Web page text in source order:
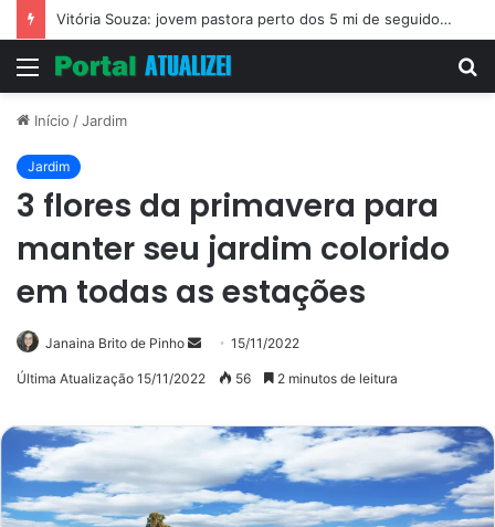
Vitória Souza: jovem pastora perto dos 5 mi de seguidores na web
Menu
Início /Jardim
Jardim
3 flores da primavera para
manter seu jardim colorido
em todas as estações
Janaina Brito de Pinho
Mande15/11/2022
Última Atualização 15/11/2022 56 2 minutos de leitura